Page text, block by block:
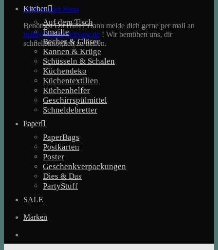
Zurück zum Shop
Benötigst Du Hilfe? Dann melde dich gerne per mail an
hello@lovestyleliving.de ! Wir bemühen uns, dir
schnellstmöglich zu helfen.
Kitchen
Auf dem Tisch
Emaille
Becher & Gläser
Kannen & Krüge
Schüsseln & Schalen
Küchendeko
Küchentextilien
Küchenhelfer
Geschirrspülmittel
Schneidebretter
Paper
PaperBags
Postkarten
Poster
Geschenkverpackungen
Dies & Das
PartyStuff
SALE
Marken